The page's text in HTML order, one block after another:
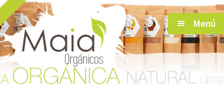
Saltar
a
navegación
Ir
al
contenido
Menú